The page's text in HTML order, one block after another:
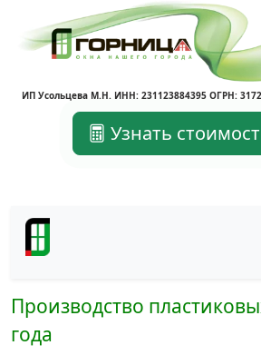
ИП Усольцева М.Н. ИНН: 231123884395 ОГРН:
Узнать
Производство
года